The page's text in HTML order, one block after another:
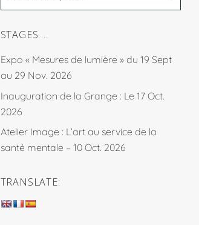
STAGES …
Expo « Mesures de lumière » du 19 Sept
au 29 Nov. 2026
Inauguration de la Grange : Le 17 Oct.
2026
Atelier Image : L’art au service de la
santé mentale – 10 Oct. 2026
TRANSLATE: